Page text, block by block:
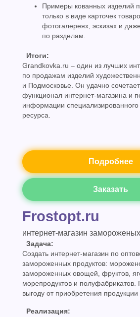
Примеры кованных изделий
только в виде карточек
фотогалереях, эскизах и
по разделам.
Итоги:
Grandkovka.ru – один из лучших
по продажам изделий
и Подмосковье. Он удачно
функционал интернет-магазина и
информации специализированного
ресурса.
Подробнее
Заказать
Frostopt.ru
интернет-магазин
Задача:
Создать интернет-магазин по
замороженных продуктов:
замороженных овощей, фруктов,
морепродуктов и полуфабрикатов.
выгоду от приобретения
Реализация: